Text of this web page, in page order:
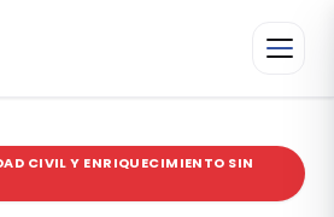
CIVIL Y ENRIQUECIMIENTO SIN